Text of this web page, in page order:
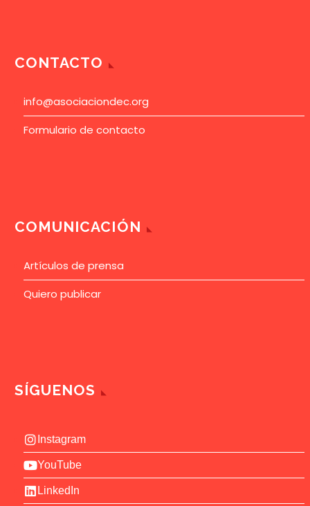
CONTACTO
info@asociaciondec.org
Formulario de contacto
COMUNICACIÓN
Artículos de prensa
Quiero publicar
SÍGUENOS
Instagram
YouTube
LinkedIn